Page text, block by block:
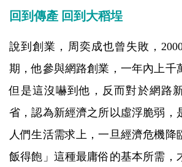
回到傳產 回到大稻埕
說到創業，周奕成也曾失敗，
期，他參與網路創業，一年內上千
但是這沒嚇到他，反而對於網路
省，認為新經濟之所以虛浮脆弱，
人們生活需求上，一旦經濟危機降
飯得飽」這種最庸俗的基本所需，